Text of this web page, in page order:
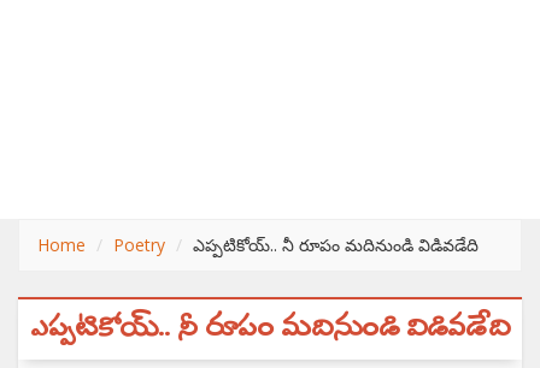
Home Poetry ఎప్పటికోయ్.. నీ రూపం మదినుండి విడివడేది
ఎప్పటికోయ్.. నీ రూపం మదినుండి విడివడేది